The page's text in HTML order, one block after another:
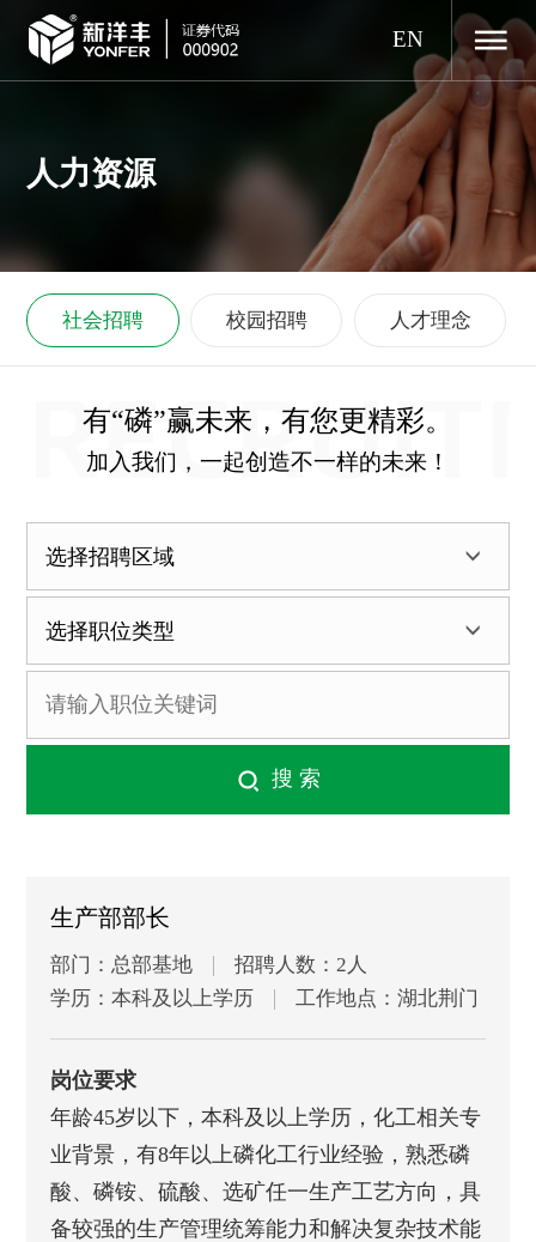
EN
人力资源
社会招聘 校园招聘 人才理念
有“磷”赢未来，有您更精彩。
加入我们，一起创造不一样的未来！
生产部部长
部门：总部基地
招聘人数：2人
学历：本科及以上学历
工作地点：湖北荆门
岗位要求
年龄45岁以下，本科及以上学历，化工相关专
业背景，有8年以上磷化工行业经验，熟悉磷
酸、磷铵、硫酸、选矿任一生产工艺方向，具
备较强的生产管理统筹能力和解决复杂技术能